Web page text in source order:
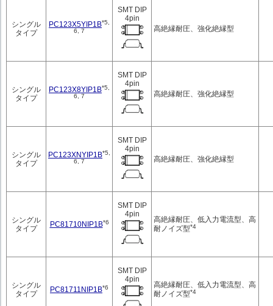
シングル
タイプ
PC123X5YIP1B*5,
6, 7
SMT DIP
4pin
高絶縁耐圧、強化絶縁型
シングル
タイプ
PC123X8YIP1B*5,
6, 7
SMT DIP
4pin
高絶縁耐圧、強化絶縁型
シングル
タイプ
PC123XNYIP1B*5,
6, 7
SMT DIP
4pin
高絶縁耐圧、強化絶縁型
シングル
タイプ
PC81710NIP1B*6
SMT DIP
4pin
高絶縁耐圧、低入力電流型、高
耐ノイズ型*4
シングル
タイプ
PC81711NIP1B*6
SMT DIP
4pin
高絶縁耐圧、低入力電流型、高
耐ノイズ型*4